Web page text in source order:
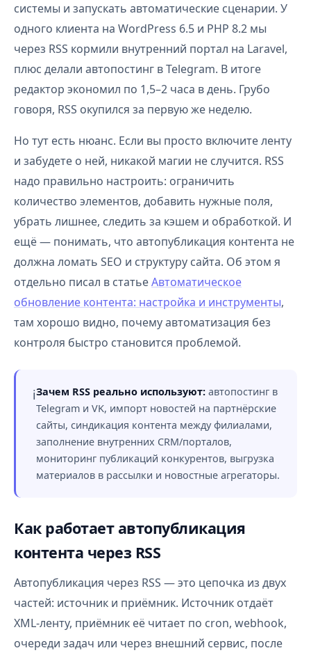
системы и запускать автоматические сценарии. У
одного клиента на WordPress 6.5 и PHP 8.2 мы
через RSS кормили внутренний портал на Laravel,
плюс делали автопостинг в Telegram. В итоге
редактор экономил по 1,5–2 часа в день. Грубо
говоря, RSS окупился за первую же неделю.
Но тут есть нюанс. Если вы просто включите ленту
и забудете о ней, никакой магии не случится. RSS
надо правильно настроить: ограничить
количество элементов, добавить нужные поля,
убрать лишнее, следить за кэшем и обработкой. И
ещё — понимать, что автопубликация контента не
должна ломать SEO и структуру сайта. Об этом я
отдельно писал в статьеАвтоматическое
обновление контента: настройка и инструменты,
там хорошо видно, почему автоматизация без
контроля быстро становится проблемой.
ℹ️Зачем RSS реально используют: автопостинг в
Telegram и VK, импорт новостей на партнёрские
сайты, синдикация контента между филиалами,
заполнение внутренних CRM/порталов,
мониторинг публикаций конкурентов, выгрузка
материалов в рассылки и новостные агрегаторы.
Как работает автопубликация
контента через RSS
Автопубликация через RSS — это цепочка из двух
частей: источник и приёмник. Источник отдаёт
XML-ленту, приёмник её читает по cron, webhook,
очереди задач или через внешний сервис, после